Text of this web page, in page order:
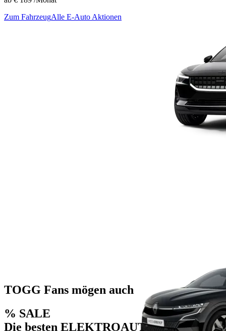
Zum FahrzeugAlle E-Auto Aktionen
TOGG Fans mögen auch
% SALE
Die besten ELEKTROAUTO- DEALS